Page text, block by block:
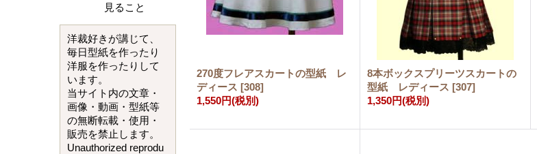
見ること
洋裁好きが講じて、
毎日型紙を作ったり
洋服を作ったりして
います。
当サイト内の文章・
画像・動画・型紙等
の無断転載・使用・
販売を禁止します。
Unauthorized reprodu
270度フレアスカートの型紙 レ
ディース [308]
1,550円(税別)
8本ボックスプリーツスカートの
型紙 レディース [307]
1,350円(税別)